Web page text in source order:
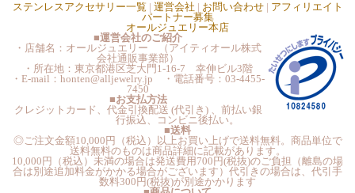
ステンレスアクセサリー一覧 | 運営会社 | お問い合わせ| アフィリエイト
パートナー募集
オールジュエリー本店
■運営会社のご紹介
・店舗名：オールジュエリー （アイティオール株式
会社通販事業部）
・所在地：東京都港区芝大門1-16-7 幸伸ビル3階
・E-mail：honten@alljewelry.jp ・電話番号：03-4455-
7450
■お支払方法
クレジットカード、代金引換配送 (代引き) 、前払い銀
行振込、コンビニ後払い。
■送料
◎ご注文金額10,000円（税込）以上お買い上げで送料無料。商品単位で
送料無料のものは商品詳細に記載があります。
10,000円（税込）未満の場合は発送費用700円(税抜)のご負担（離島の場
合は別途追加料金がかかる場合がございます）代引きの場合は、代引手
数料300円(税抜)が別途かかります